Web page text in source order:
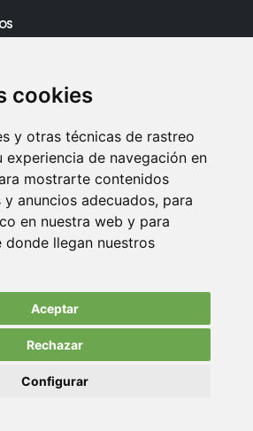
cookies
y otras técnicas de rastreo
experiencia de navegación en
mostrarte contenidos
anuncios adecuados, para
en nuestra web y para
donde llegan nuestros
Aceptar
Rechazar
Configurar
de Salburua 8, planta 3, 01002 - Vitoria-
2022. All Rights Reserved.